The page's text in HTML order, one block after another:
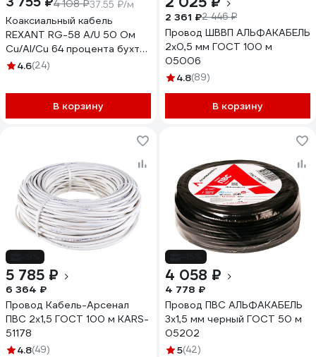
4 108 ₽37.55 ₽/м
Коаксиальный кабель
REXANT RG-58 A/U 50 Ом
Cu/Al/Cu 64 процента бухта
100 м черный 01-2003
4.6(24)
В корзину
2 361 ₽2 446 ₽
Провод ШВВП АЛЬФАКАБЕЛЬ
2х0,5 мм ГОСТ 100 м
05006
4.8(89)
В корзину
5 785 ₽
6 364 ₽
Провод Кабель-Арсенал
ПВС 2х1,5 ГОСТ 100 м KARS-
51178
4.8(49)
4 058 ₽
4 778 ₽
Провод ПВС АЛЬФАКАБЕЛЬ
3х1,5 мм черный ГОСТ 50 м
05202
5(42)